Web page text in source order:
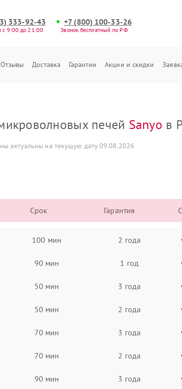
333-92-43
с 9:00 до 21:00
+7 (800) 100-33-26
Звонок бесплатный по РФ
Отзывы Доставка Гарантии Акции и скидки
печей Sanyo в
актуальны на текущую дату 09.08.2026
Срок Гарантия
100 мин 2 года
90 мин 1 год
50 мин 3 года
50 мин 2 года
70 мин 3 года
70 мин 2 года
90 мин 3 года